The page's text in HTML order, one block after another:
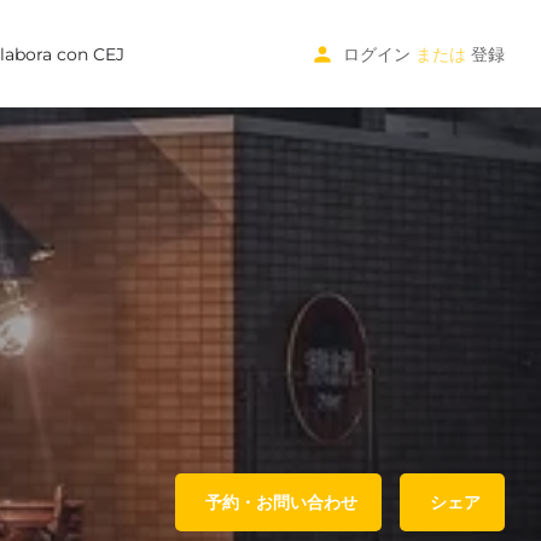
con CEJ ログイン または 登録
予約・お問い合わせ シェア